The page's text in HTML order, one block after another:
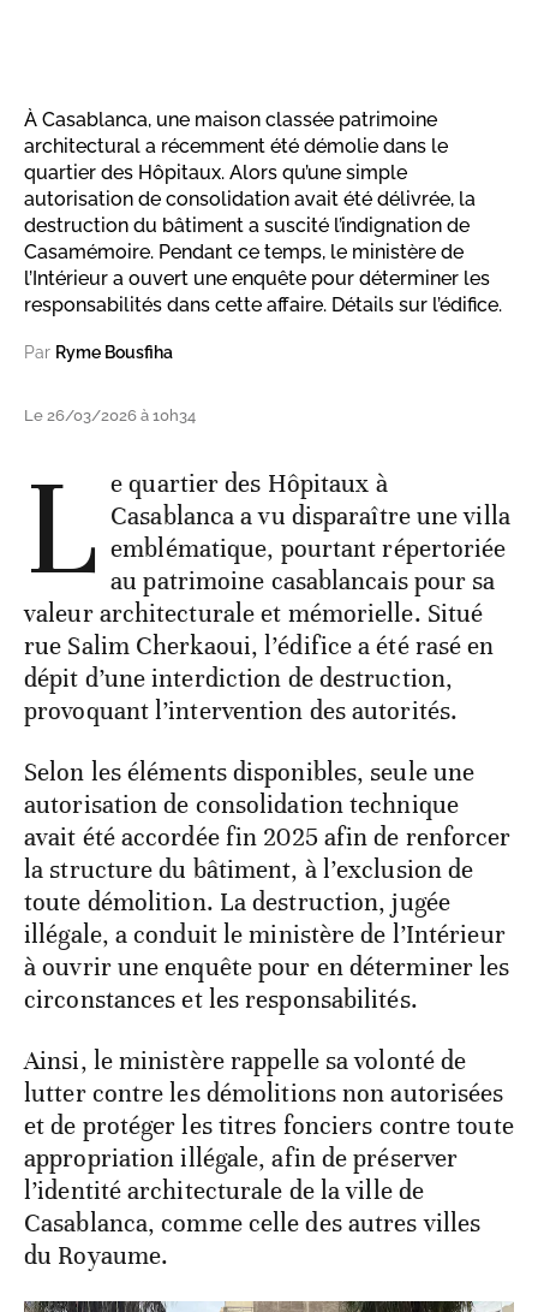
À Casablanca, une maison classée patrimoine
architectural a récemment été démolie dans le
quartier des Hôpitaux. Alors qu’une simple
autorisation de consolidation avait été délivrée, la
destruction du bâtiment a suscité l’indignation de
Casamémoire. Pendant ce temps, le ministère de
l’Intérieur a ouvert une enquête pour déterminer les
responsabilités dans cette affaire. Détails sur l’édifice.
Par Ryme Bousfiha
Le 26/03/2026 à 10h34
L e quartier des Hôpitaux à
Casablanca a vu disparaître une villa
emblématique, pourtant répertoriée
au patrimoine casablancais pour sa
valeur architecturale et mémorielle. Situé
rue Salim Cherkaoui, l’édifice a été rasé en
dépit d’une interdiction de destruction,
provoquant l’intervention des autorités.
Selon les éléments disponibles, seule une
autorisation de consolidation technique
avait été accordée fin 2025 afin de renforcer
la structure du bâtiment, à l’exclusion de
toute démolition. La destruction, jugée
illégale, a conduit le ministère de l’Intérieur
à ouvrir une enquête pour en déterminer les
circonstances et les responsabilités.
Ainsi, le ministère rappelle sa volonté de
lutter contre les démolitions non autorisées
et de protéger les titres fonciers contre toute
appropriation illégale, afin de préserver
l’identité architecturale de la ville de
Casablanca, comme celle des autres villes
du Royaume.